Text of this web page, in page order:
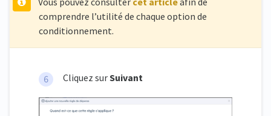
comprendre l’utilité de chaque option de
conditionnement.
Cliquez surSuivant